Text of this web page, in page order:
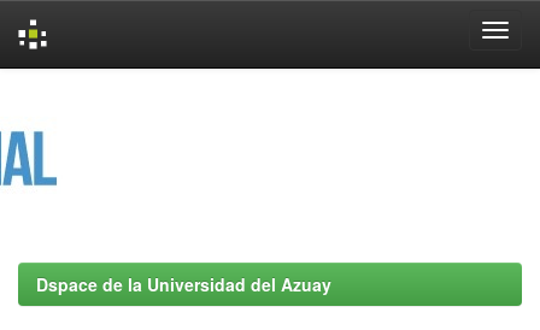
Dspace de la Universidad del Azuay